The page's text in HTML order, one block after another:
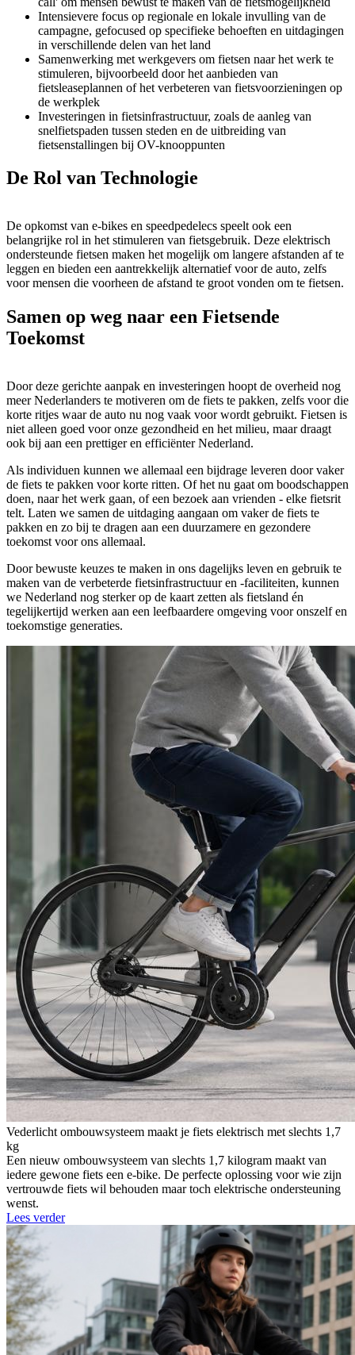
Intensievere focus op regionale en lokale invulling van de
campagne, gefocused op specifieke behoeften en uitdagingen
in verschillende delen van het land
Samenwerking met werkgevers om fietsen naar het werk te
stimuleren, bijvoorbeeld door het aanbieden van
fietsleaseplannen of het verbeteren van fietsvoorzieningen op
de werkplek
Investeringen in fietsinfrastructuur, zoals de aanleg van
snelfietspaden tussen steden en de uitbreiding van
fietsenstallingen bij OV-knooppunten
De Rol van Technologie
De opkomst van e-bikes en speedpedelecs speelt ook een
belangrijke rol in het stimuleren van fietsgebruik. Deze elektrisch
ondersteunde fietsen maken het mogelijk om langere afstanden af te
leggen en bieden een aantrekkelijk alternatief voor de auto, zelfs
voor mensen die voorheen de afstand te groot vonden om te fietsen.
Samen op weg naar een Fietsende
Toekomst
Door deze gerichte aanpak en investeringen hoopt de overheid nog
meer Nederlanders te motiveren om de fiets te pakken, zelfs voor die
korte ritjes waar de auto nu nog vaak voor wordt gebruikt. Fietsen is
niet alleen goed voor onze gezondheid en het milieu, maar draagt
ook bij aan een prettiger en efficiënter Nederland.
Als individuen kunnen we allemaal een bijdrage leveren door vaker
de fiets te pakken voor korte ritten. Of het nu gaat om boodschappen
doen, naar het werk gaan, of een bezoek aan vrienden - elke fietsrit
telt. Laten we samen de uitdaging aangaan om vaker de fiets te
pakken en zo bij te dragen aan een duurzamere en gezondere
toekomst voor ons allemaal.
Door bewuste keuzes te maken in ons dagelijks leven en gebruik te
maken van de verbeterde fietsinfrastructuur en -faciliteiten, kunnen
we Nederland nog sterker op de kaart zetten als fietsland én
tegelijkertijd werken aan een leefbaardere omgeving voor onszelf en
toekomstige generaties.
Vederlicht ombouwsysteem maakt je fiets elektrisch met slechts 1,7
kg
Een nieuw ombouwsysteem van slechts 1,7 kilogram maakt van
iedere gewone fiets een e-bike. De perfecte oplossing voor wie zijn
vertrouwde fiets wil behouden maar toch elektrische ondersteuning
wenst.
Lees verder